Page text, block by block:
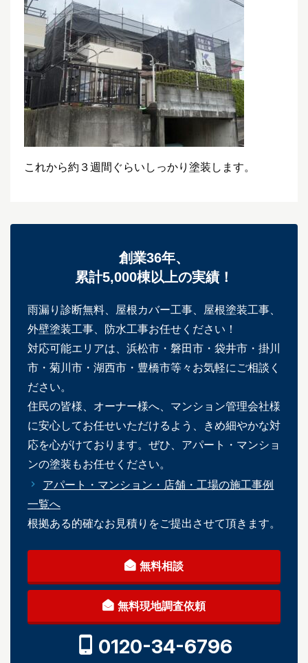
これから約３週間ぐらいしっかり塗装します。
創業36年、
累計5,000棟以上の実績！
雨漏り診断無料、屋根カバー工事、屋根塗装工事、
外壁塗装工事、防水工事お任せください！
対応可能エリアは、浜松市・磐田市・袋井市・掛川
市・菊川市・湖西市・豊橋市等々お気軽にご相談く
ださい。
住民の皆様、オーナー様へ、マンション管理会社様
に安心してお任せいただけるよう、きめ細やかな対
応を心がけております。ぜひ、アパート・マンショ
ンの塗装もお任せください。
アパート・マンション・店舗・工場の施工事例
一覧へ
根拠ある的確なお見積りをご提出させて頂きます。
無料相談
無料現地調査依頼
0120-34-6796